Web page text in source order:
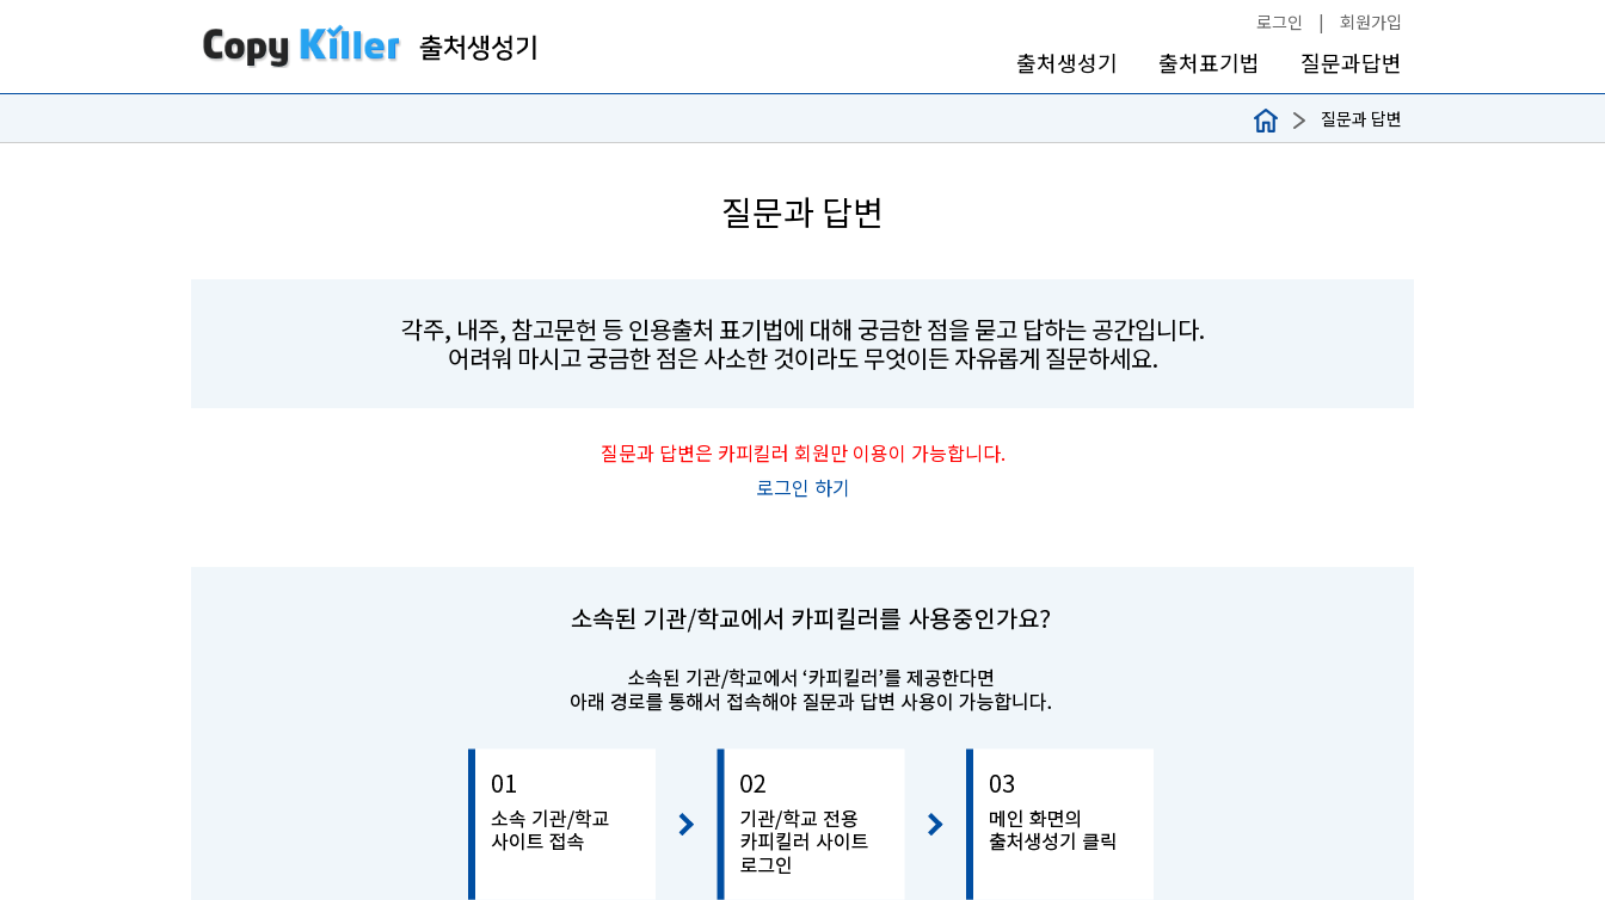
로그인 | 회원가입
출처생성기 출처표기법 질문과답변
질문과 답변
질문과 답변
각주, 내주, 참고문헌 등 인용출처 표기법에 대해 궁금한 점을 묻고 답하는 공간입니다.
어려워 마시고 궁금한 점은 사소한 것이라도 무엇이든 자유롭게 질문하세요.
질문과 답변은 카피킬러 회원만 이용이 가능합니다.
로그인 하기